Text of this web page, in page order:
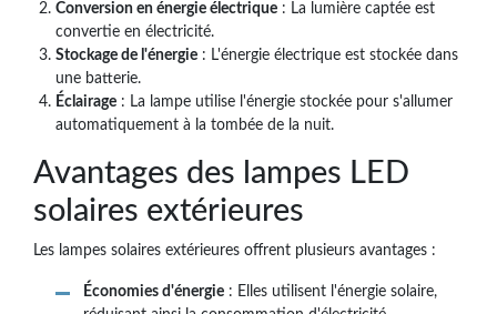
Conversion en énergie électrique : La lumière captée est
convertie en électricité.
Stockage de l'énergie : L'énergie électrique est stockée dans
une batterie.
Éclairage : La lampe utilise l'énergie stockée pour s'allumer
automatiquement à la tombée de la nuit.
Avantages des lampes LED
solaires extérieures
Les lampes solaires extérieures offrent plusieurs avantages :
Économies d'énergie : Elles utilisent l'énergie solaire,